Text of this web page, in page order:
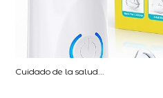
Cuidado de la salud...